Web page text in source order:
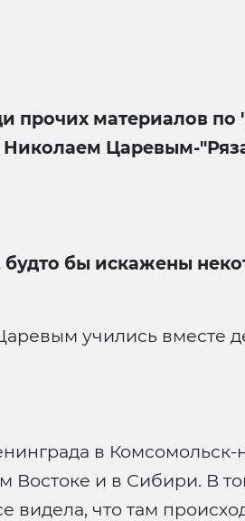
прочих материалов по
Царевым-
бы искажены
учились вместе
в
Востоке и в Сибири. В
что там